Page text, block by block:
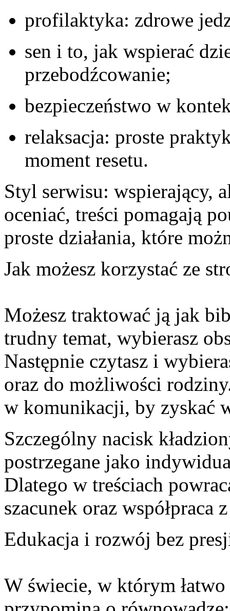
profilaktyka: zdrowe
sen i to, jak wspierać
przebodźcowanie;
bezpieczeństwo w
relaksacja: proste
moment resetu.
Styl serwisu: wspierający,
oceniać, treści pomagają
proste działania, które
Jak możesz korzystać ze
Możesz traktować ją jak
trudny temat, wybierasz
Następnie czytasz i
oraz do możliwości
w komunikacji, by zyskać
Szczególny nacisk
postrzegane jako
Dlatego w treściach
szacunek oraz współpraca
Edukacja i rozwój bez
W świecie, w którym